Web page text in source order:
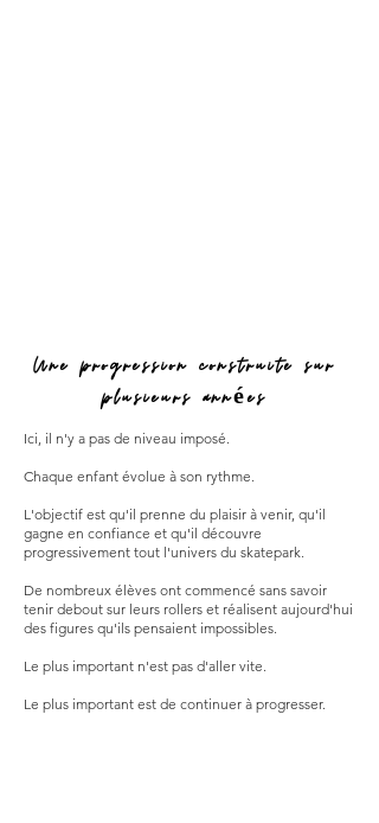
Une progression construite sur
plusieurs années
Ici, il n'y a pas de niveau imposé.
Chaque enfant évolue à son rythme.
L'objectif est qu'il prenne du plaisir à venir, qu'il
gagne en confiance et qu'il découvre
progressivement tout l'univers du skatepark.
De nombreux élèves ont commencé sans savoir
tenir debout sur leurs rollers et réalisent aujourd'hui
des figures qu'ils pensaient impossibles.
Le plus important n'est pas d'aller vite.
Le plus important est de continuer à progresser.